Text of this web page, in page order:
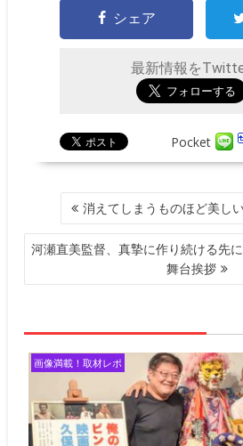
シェア
最新情報を
Pocket
ナ
ビ
ゲ
ョ
ン
消えてしまうものほど美し
河瀬直美監督、真摯に作り続ける先
舞台挨拶
画像満載！取材レポ